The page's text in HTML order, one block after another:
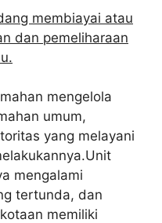
membiayai atau
dan pemeliharaan
mengelola
umum,
yang melayani
mengalami
tertunda, dan
memiliki